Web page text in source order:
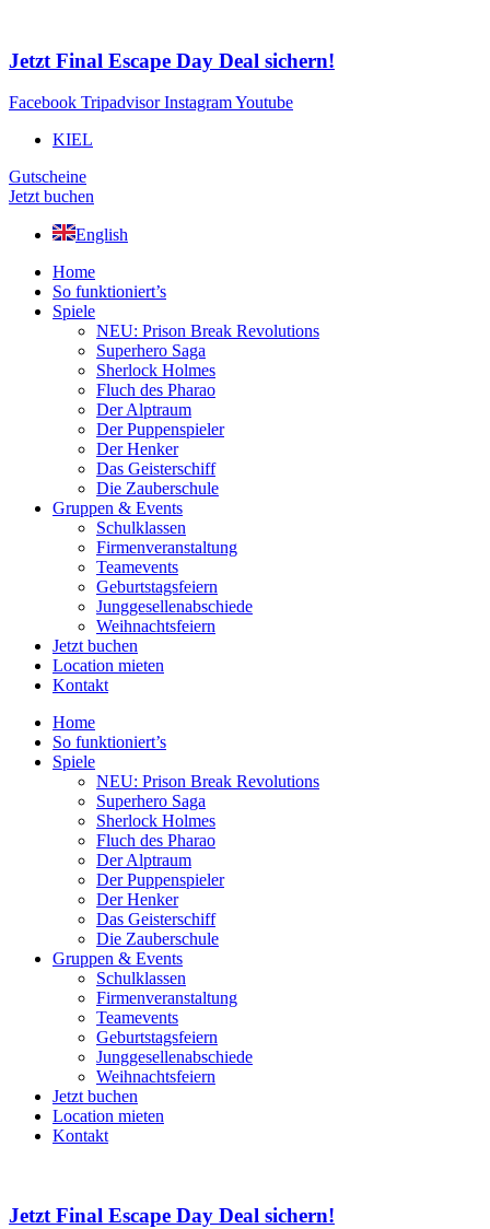
springen
Jetzt Final Escape Day Deal sichern!
Facebook Tripadvisor InstagramYoutube
KIEL
Gutscheine
Jetzt buchen
English
Home
So funktioniert’s
Spiele
NEU: Prison Break Revolutions
Superhero Saga
Sherlock Holmes
Fluch des Pharao
Der Alptraum
Der Puppenspieler
Der Henker
Das Geisterschiff
Die Zauberschule
Gruppen & Events
Schulklassen
Firmenveranstaltung
Teamevents
Geburtstagsfeiern
Junggesellenabschiede
Weihnachtsfeiern
Jetzt buchen
Location mieten
Kontakt
Home
So funktioniert’s
Spiele
NEU: Prison Break Revolutions
Superhero Saga
Sherlock Holmes
Fluch des Pharao
Der Alptraum
Der Puppenspieler
Der Henker
Das Geisterschiff
Die Zauberschule
Gruppen & Events
Schulklassen
Firmenveranstaltung
Teamevents
Geburtstagsfeiern
Junggesellenabschiede
Weihnachtsfeiern
Jetzt buchen
Location mieten
Kontakt
Jetzt Final Escape Day Deal sichern!